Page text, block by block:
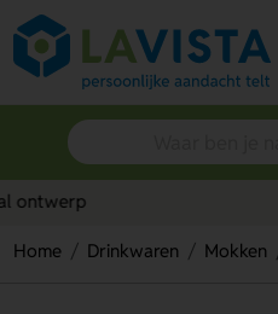
Home Drinkwaren Mokken